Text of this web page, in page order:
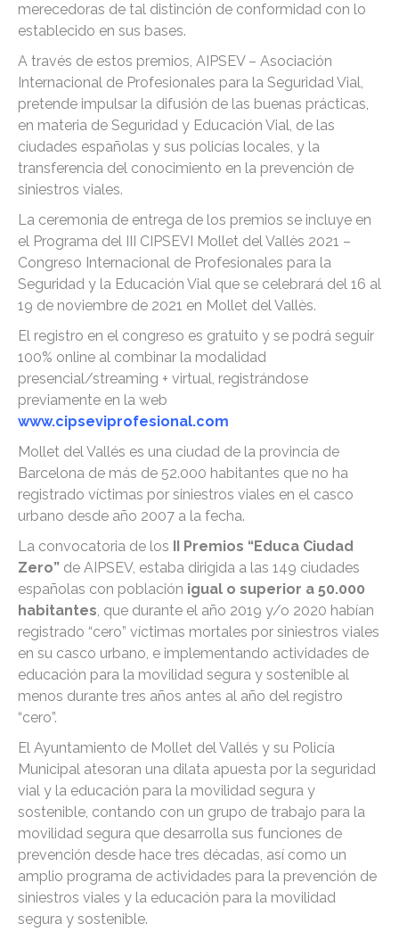
merecedoras de tal distinción de conformidad con lo
establecido en sus bases.
A través de estos premios, AIPSEV – Asociación
Internacional de Profesionales para la Seguridad Vial,
pretende impulsar la difusión de las buenas prácticas,
en materia de Seguridad y Educación Vial, de las
ciudades españolas y sus policías locales, y la
transferencia del conocimiento en la prevención de
siniestros viales.
La ceremonia de entrega de los premios se incluye en
el Programa del III CIPSEVI Mollet del Vallès 2021 –
Congreso Internacional de Profesionales para la
Seguridad y la Educación Vial que se celebrará del 16 al
19 de noviembre de 2021 en Mollet del Vallès.
El registro en el congreso es gratuito y se podrá seguir
100% online al combinar la modalidad
presencial/streaming + virtual, registrándose
previamente en la web
www.cipseviprofesional.com
Mollet del Vallés es una ciudad de la provincia de
Barcelona de más de 52.000 habitantes que no ha
registrado víctimas por siniestros viales en el casco
urbano desde año 2007 a la fecha.
La convocatoria de los II Premios “Educa Ciudad
Zero” de AIPSEV, estaba dirigida a las 149 ciudades
españolas con población igual o superior a 50.000
habitantes, que durante el año 2019 y/o 2020 habían
registrado “cero” víctimas mortales por siniestros viales
en su casco urbano, e implementando actividades de
educación para la movilidad segura y sostenible al
menos durante tres años antes al año del registro
“cero”.
El Ayuntamiento de Mollet del Vallés y su Policía
Municipal atesoran una dilata apuesta por la seguridad
vial y la educación para la movilidad segura y
sostenible, contando con un grupo de trabajo para la
movilidad segura que desarrolla sus funciones de
prevención desde hace tres décadas, así como un
amplio programa de actividades para la prevención de
siniestros viales y la educación para la movilidad
segura y sostenible.